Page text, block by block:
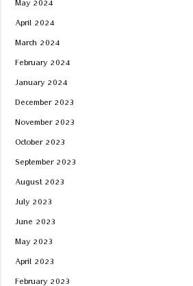
May 2024
April 2024
March 2024
February 2024
January 2024
December 2023
November 2023
October 2023
September 2023
August 2023
July 2023
June 2023
May 2023
April 2023